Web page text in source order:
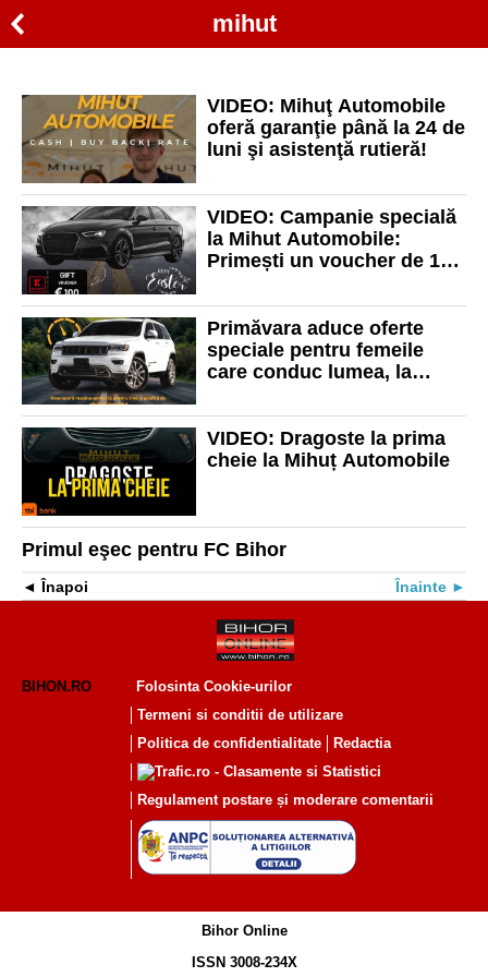
mihut
VIDEO: Mihuţ Automobile
oferă garanţie până la 24 de
luni şi asistenţă rutieră!
VIDEO: Campanie specială
la Mihut Automobile:
Primești un voucher de 100
îți cumperi o mașină
Primăvara aduce oferte
speciale pentru femeile
care conduc lumea, la
VIDEO: Dragoste la prima
cheie la Mihuț Automobile
Primul eşec pentru FC Bihor
Înapoi Înainte
BIHON.RO
Folosinta Cookie-urilor
Termeni si conditii de utilizare
Politica de confidentialitate
Redactia
Regulament postare și moderare comentarii
Bihor Online
ISSN 3008-234X